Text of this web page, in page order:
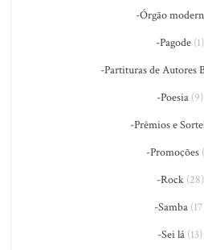
-Órgão
-Pagode (1)
-Partituras de Autores
-Poesia (9)
-Prêmios e
-Promoções
-Rock(28)
-Samba
-Sei lá (13)